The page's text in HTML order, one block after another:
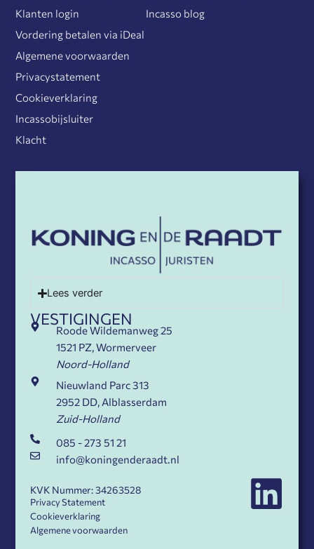
Klanten login
Vordering betalen via iDeal
Algemene voorwaarden
Privacystatement
Cookieverklaring
Incassobijsluiter
Klacht
Incasso blog
Lees verder
VESTIGINGEN
Roode Wildemanweg 25
1521 PZ, Wormerveer
Noord-Holland
Nieuwland Parc 313
2952 DD, Alblasserdam
Zuid-Holland
085 - 273 51 21
info@koningenderaadt.nl
KVK Nummer: 34263528
Privacy Statement
Cookieverklaring
Algemene voorwaarden